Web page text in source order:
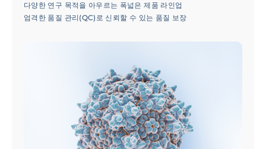
다양한 연구 목적을 아우르는 폭넓은 제품 라인업
엄격한 품질 관리(QC)로 신뢰할 수 있는 품질 보장